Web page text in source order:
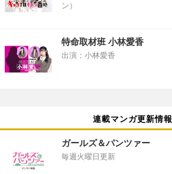
ン）
特命取材班 小林愛香
出演：小林愛香
連載マンガ更新情報
ガールズ＆パンツァー
毎週火曜日更新